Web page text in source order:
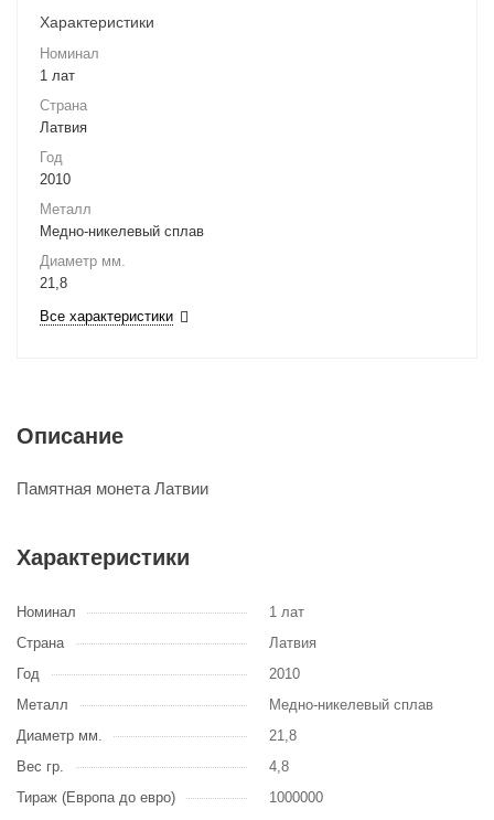
Характеристики
Номинал
1 лат
Страна
Латвия
Год
2010
Металл
Медно-никелевый сплав
Диаметр мм.
21,8
Все характеристики
Описание
Памятная монета Латвии
Характеристики
Номинал
1 лат
Страна
Латвия
Год
2010
Металл
Медно-никелевый сплав
Диаметр мм.
21,8
Вес гр.
4,8
Тираж (Европа до евро)
1000000